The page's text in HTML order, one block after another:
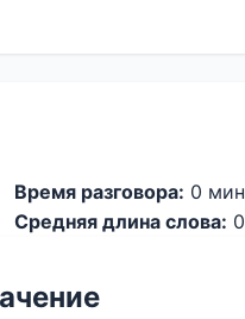
Время разговора: 0 мин
Средняя длина слова: 0